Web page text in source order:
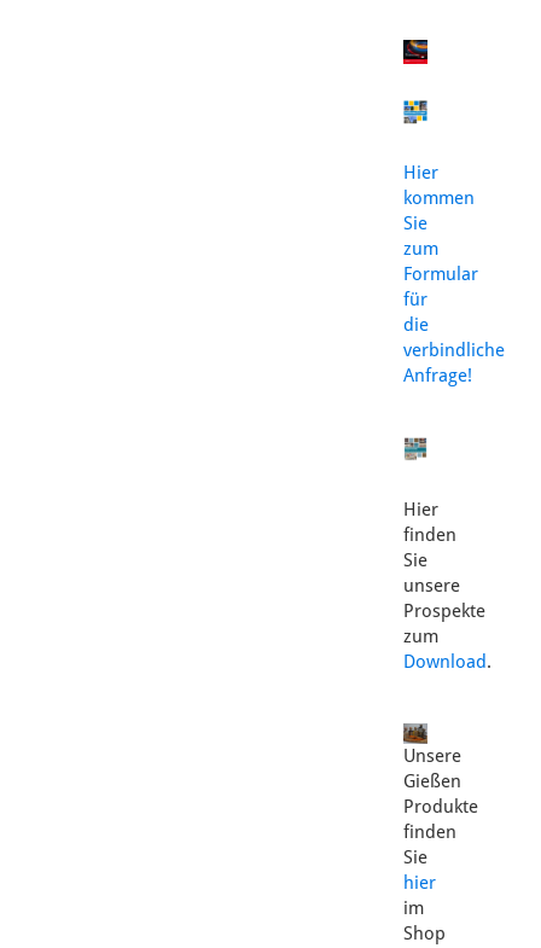
Hier
kommen
Sie
zum
Formular
für
die
verbindliche
Anfrage!
Hier
finden
Sie
unsere
Prospekte
zum
Download.
Unsere
Gießen
Produkte
finden
Sie
hier
im
Shop